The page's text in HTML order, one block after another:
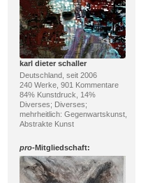
karl dieter schaller
Deutschland, seit 2006
240 Werke, 901 Kommentare
84% Kunstdruck, 14%
Diverses; Diverses;
mehrheitlich: Gegenwartskunst,
Abstrakte Kunst
pro-Mitgliedschaft: